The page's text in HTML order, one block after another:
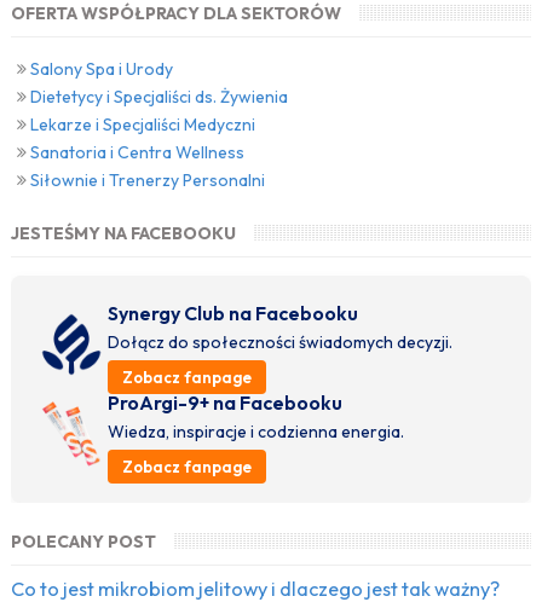
OFERTA WSPÓŁPRACY DLA SEKTORÓW
Salony Spa i Urody
Dietetycy i Specjaliści ds. Żywienia
Lekarze i Specjaliści Medyczni
Sanatoria i Centra Wellness
Siłownie i Trenerzy Personalni
JESTEŚMY NA FACEBOOKU
Synergy Club na Facebooku
Dołącz do społeczności świadomych decyzji.
Zobacz fanpage
ProArgi-9+ na Facebooku
Wiedza, inspiracje i codzienna energia.
Zobacz fanpage
POLECANY POST
Co to jest mikrobiom jelitowy i dlaczego jest tak ważny?